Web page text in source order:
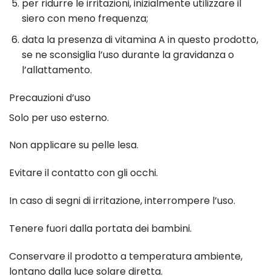
per ridurre le irritazioni, inizialmente utilizzare il
siero con meno frequenza;
data la presenza di vitamina A in questo prodotto,
se ne sconsiglia l’uso durante la gravidanza o
l’allattamento.
Precauzioni d’uso
Solo per uso esterno.
Non applicare su pelle lesa.
Evitare il contatto con gli occhi.
In caso di segni di irritazione, interrompere l’uso.
Tenere fuori dalla portata dei bambini.
Conservare il prodotto a temperatura ambiente,
lontano dalla luce solare diretta.